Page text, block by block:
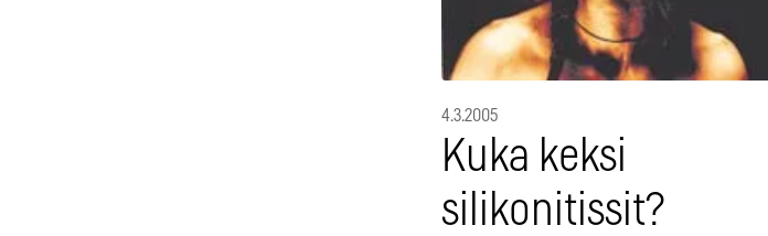
4.3.2005
Kuka keksi
silikonitissit?